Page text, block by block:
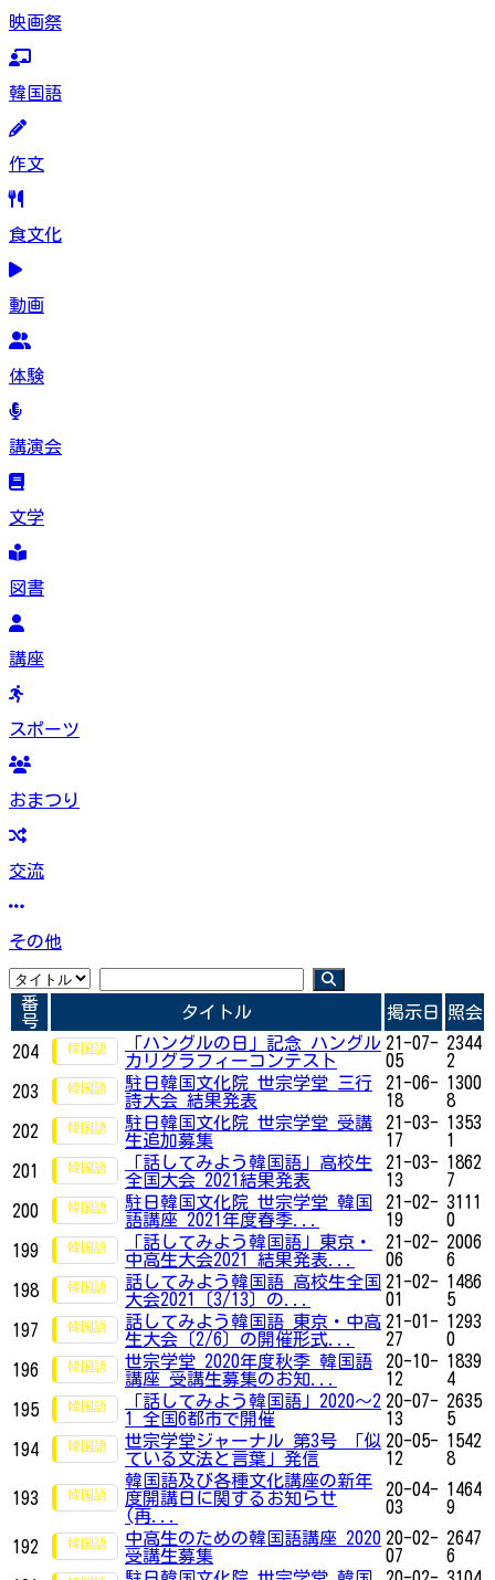
映画祭
韓国語
作文
食文化
動画
体験
講演会
文学
図書
講座
スポーツ
おまつり
交流
その他
番
号
タイトル 掲示日 照会
204
「ハングルの日」記念 ハングル
カリグラフィーコンテスト
21-07-
05
2344
2
203
駐日韓国文化院 世宗学堂 三行
詩大会 結果発表
21-06-
18
1300
8
202
駐日韓国文化院 世宗学堂 受講
生追加募集
21-03-
17
1353
1
201
「話してみよう韓国語」高校生
全国大会 2021結果発表
21-03-
13
1862
7
200
駐日韓国文化院 世宗学堂 韓国
語講座 2021年度春季...
21-02-
19
3111
0
199
「話してみよう韓国語」東京・
中高生大会2021 結果発表...
21-02-
06
2006
6
198
話してみよう韓国語 高校生全国
大会2021〔3/13〕の...
21-02-
01
1486
5
197
話してみよう韓国語 東京・中高
生大会〔2/6〕の開催形式...
21-01-
27
1293
0
196
世宗学堂 2020年度秋季 韓国語
講座 受講生募集のお知...
20-10-
12
1839
4
195
「話してみよう韓国語」2020～2
1 全国6都市で開催
20-07-
13
2635
5
194
世宗学堂ジャーナル 第3号 「似
ている文法と言葉」発信
20-05-
12
1542
8
193
韓国語及び各種文化講座の新年
度開講日に関するお知らせ
(再...
20-04-
03
1464
9
192
中高生のための韓国語講座 2020
受講生募集
20-02-
07
2647
6